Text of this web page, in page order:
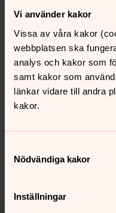
Vi använder kakor
Vissa av våra kakor
webbplatsen ska
analys och kakor som
samt kakor som
länkar vidare till andra
kakor.
Nödvändiga kakor
Inställningar
Vill du läsa mer om
hänvisar vi till
Folkhälsomyndigheten .
innehåll?